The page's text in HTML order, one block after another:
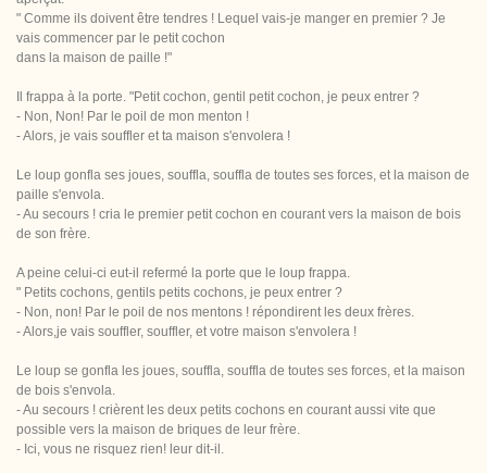
" Comme ils doivent être tendres ! Lequel vais-je manger en premier ? Je
vais commencer par le petit cochon
dans la maison de paille !"
Il frappa à la porte. "Petit cochon, gentil petit cochon, je peux entrer ?
- Non, Non! Par le poil de mon menton !
- Alors, je vais souffler et ta maison s'envolera !
Le loup gonfla ses joues, souffla, souffla de toutes ses forces, et la maison de
paille s'envola.
- Au secours ! cria le premier petit cochon en courant vers la maison de bois
de son frère.
A peine celui-ci eut-il refermé la porte que le loup frappa.
" Petits cochons, gentils petits cochons, je peux entrer ?
- Non, non! Par le poil de nos mentons ! répondirent les deux frères.
- Alors,je vais souffler, souffler, et votre maison s'envolera !
Le loup se gonfla les joues, souffla, souffla de toutes ses forces, et la maison
de bois s'envola.
- Au secours ! crièrent les deux petits cochons en courant aussi vite que
possible vers la maison de briques de leur frère.
- Ici, vous ne risquez rien! leur dit-il.